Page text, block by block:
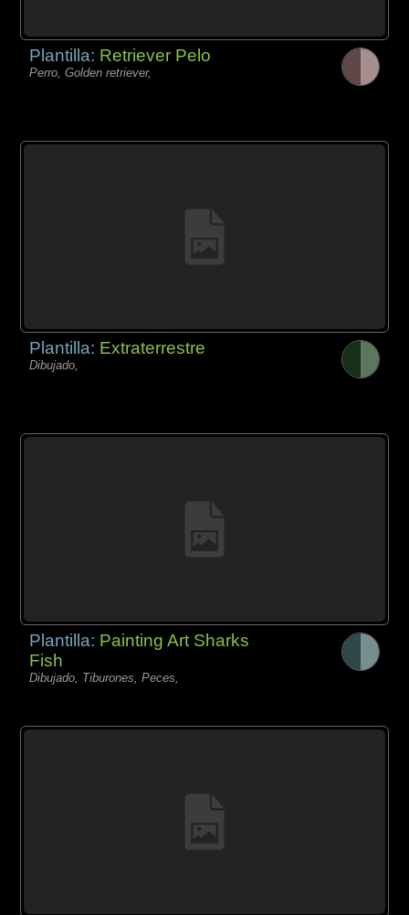
Plantilla: Retriever Pelo
Perro, Golden retriever,
Plantilla: Extraterrestre
Dibujado,
Plantilla: Painting Art Sharks
Fish
Dibujado, Tiburones, Peces,